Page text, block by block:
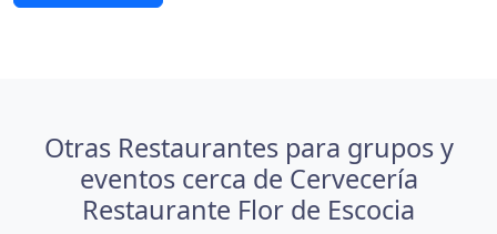
Otras Restaurantes para grupos y
eventos cerca de Cervecería
Restaurante Flor de Escocia